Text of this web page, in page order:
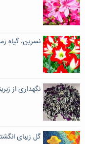
نسرین،‌ گیاه
نگهداری از
گل زیبای